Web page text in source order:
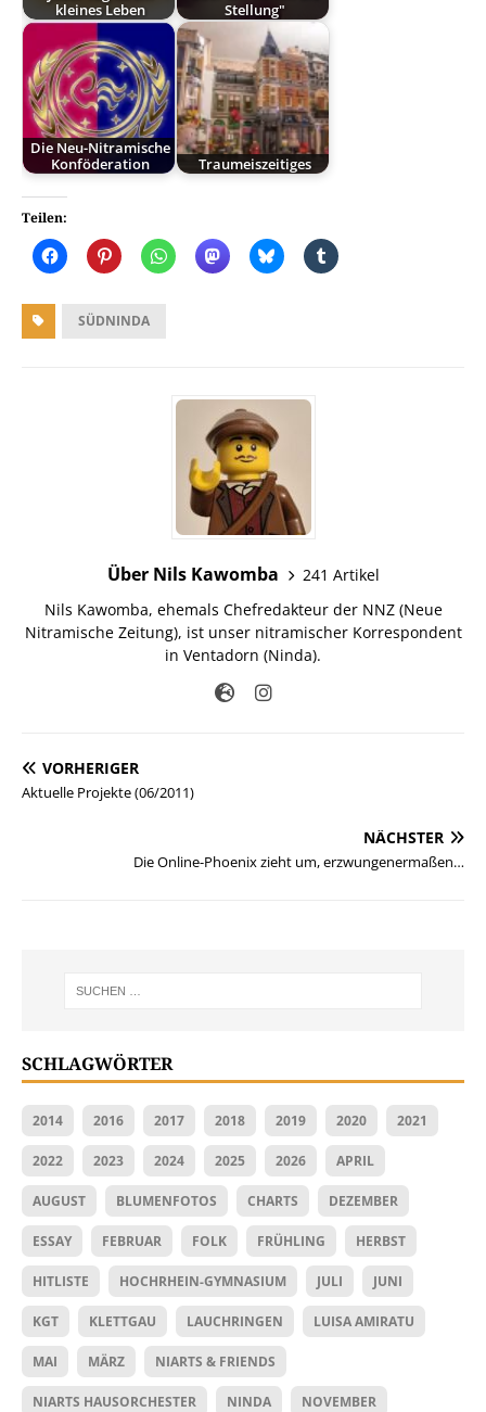
kleines Leben
Stellung"
Die Neu-Nitramische
Konföderation
Traumeiszeitiges
Teilen:
SÜDNINDA
Über Nils Kawomba
241 Artikel
Nils Kawomba, ehemals Chefredakteur der NNZ (Neue
Nitramische Zeitung), ist unser nitramischer Korrespondent
in Ventadorn (Ninda).
VORHERIGER
Aktuelle Projekte (06/2011)
NÄCHSTER
Die Online-Phoenix zieht um, erzwungenermaßen…
SCHLAGWÖRTER
2014 2016 2017 2018 2019 2020 2021
2022 2023 2024 2025 2026 APRIL
AUGUST BLUMENFOTOS CHARTS DEZEMBER
ESSAY FEBRUAR FOLK FRÜHLING HERBST
HITLISTE HOCHRHEIN-GYMNASIUM JULI JUNI
KGT KLETTGAU LAUCHRINGEN LUISA AMIRATU
MAI MÄRZ NIARTS & FRIENDS
NIARTS HAUSORCHESTER NINDA NOVEMBER